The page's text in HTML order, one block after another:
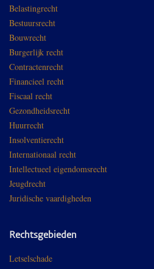
Belastingrecht
Bestuursrecht
Bouwrecht
Burgerlijk recht
Contractenrecht
Financieel recht
Fiscaal recht
Gezondheidsrecht
Huurrecht
Insolventierecht
Internationaal recht
Intellectueel eigendomsrecht
Jeugdrecht
Juridische vaardigheden
Rechtsgebieden
Letselschade